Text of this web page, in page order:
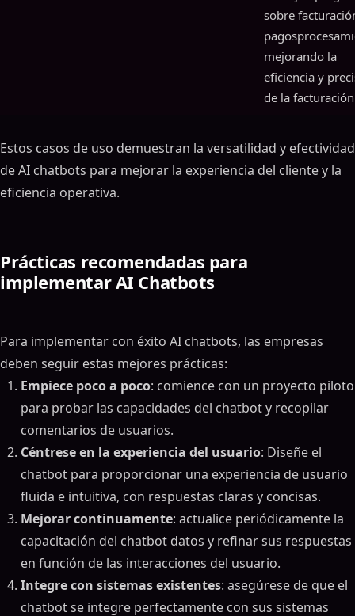
sobre
mejorando la
eficiencia y
de la
Estos casos de uso demuestran la versatilidad y efectividad
de AI chatbots para mejorar la experiencia del cliente y la
eficiencia operativa.
Prácticas recomendadas para
implementar AI Chatbots
Para implementar con éxito AI chatbots, las empresas
deben seguir estas mejores prácticas:
Empiece poco a poco: comience con un proyecto piloto
para probar las capacidades del chatbot y recopilar
comentarios de usuarios.
Céntrese en la experiencia del usuario: Diseñe el
chatbot para proporcionar una experiencia de usuario
fluida e intuitiva, con respuestas claras y concisas.
Mejorar continuamente: actualice periódicamente la
capacitación del chatbot datos y refinar sus respuestas
en función de las interacciones del usuario.
Integre con sistemas existentes: asegúrese de que el
chatbot se integre perfectamente con sus sistemas